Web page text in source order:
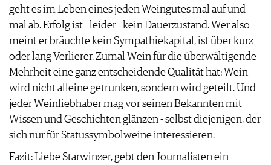
geht es im Leben eines jeden Weingutes mal auf und
mal ab. Erfolg ist - leider - kein Dauerzustand. Wer also
meint er bräuchte kein Sympathiekapital, ist über kurz
oder lang Verlierer. Zumal Wein für die überwältigende
Mehrheit eine ganz entscheidende Qualität hat: Wein
wird nicht alleine getrunken, sondern wird geteilt. Und
jeder Weinliebhaber mag vor seinen Bekannten mit
Wissen und Geschichten glänzen - selbst diejenigen, der
sich nur für Statussymbolweine interessieren.
Fazit: Liebe Starwinzer, gebt den Journalisten ein